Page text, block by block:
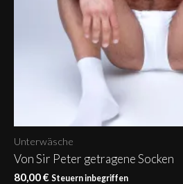
Unterwäsche
Von Sir Peter getragene Socken
80,00€ Steuern inbegriffen